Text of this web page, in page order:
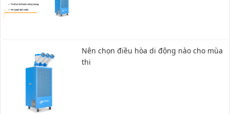
Nên chọn điều hòa di động nào cho mùa
thi